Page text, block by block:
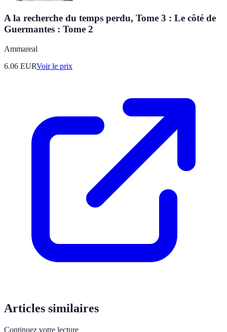
A la recherche du temps perdu, Tome 3 : Le côté de
Guermantes : Tome 2
Ammareal
6.06 EURVoir le prix
Articles similaires
Continuez votre lecture